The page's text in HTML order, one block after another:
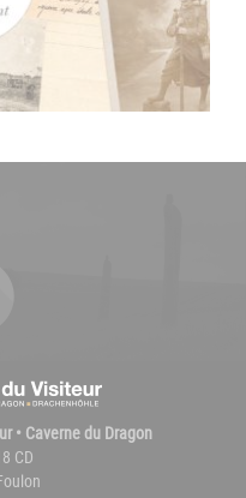
• Caverne du Dragon
CD